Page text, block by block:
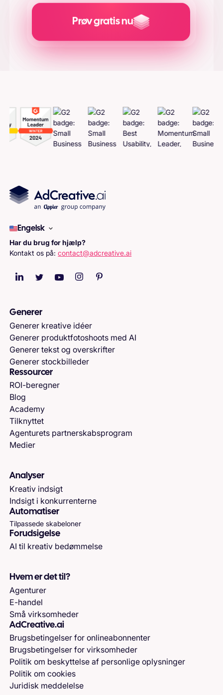
Prøv gratis nu
Engelsk
Har du brug for hjælp?
Kontakt os på:contact@adcreative.ai
Generer
Generer kreative idéer
Generer produktfotoshoots med AI
Generer tekst og overskrifter
Generer stockbilleder
Ressourcer
ROI-beregner
Blog
Academy
Tilknyttet
Agenturets partnerskabsprogram
Medier
Analyser
Kreativ indsigt
Indsigt i konkurrenterne
Automatiser
Tilpassede skabeloner
Forudsigelse
AI til kreativ bedømmelse
Hvem er det til?
Agenturer
E-handel
Små virksomheder
AdCreative.ai
Brugsbetingelser for onlineabonnenter
Brugsbetingelser for virksomheder
Politik om beskyttelse af personlige oplysninger
Politik om cookies
Juridisk meddelelse